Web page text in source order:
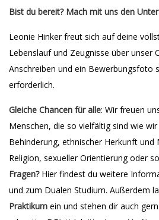
Bist du bereit? Mach mit uns den
Leonie Hinker freut sich auf deine
Lebenslauf und Zeugnisse über unser
Anschreiben und ein Bewerbungsfoto
erforderlich.
Gleiche Chancen für alle: Wir freuen
Menschen, die so vielfältig sind wie
Behinderung, ethnischer Herkunft und
Religion, sexueller Orientierung oder
Fragen?Hier findest du weitere
und zum Dualen Studium. Außerdem
Praktikum ein und stehen dir auch